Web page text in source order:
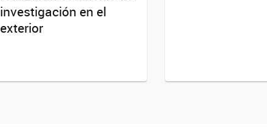
investigación en el
exterior